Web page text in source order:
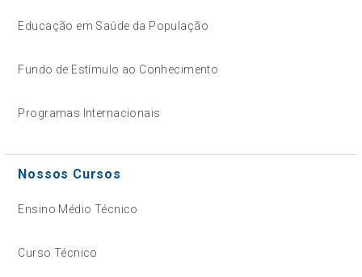
Educação em Saúde da População
Fundo de Estímulo ao Conhecimento
Programas Internacionais
Nossos Cursos
Ensino Médio Técnico
Curso Técnico